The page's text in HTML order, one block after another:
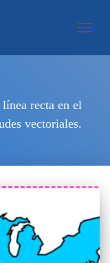
recta en el
vectoriales.